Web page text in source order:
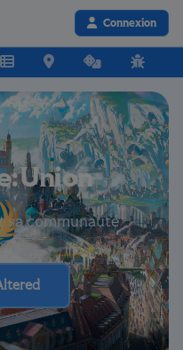
Connexion
sa communauté